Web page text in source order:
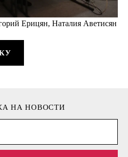
Ерицян, Наталия Аветисян
НА НОВОСТИ